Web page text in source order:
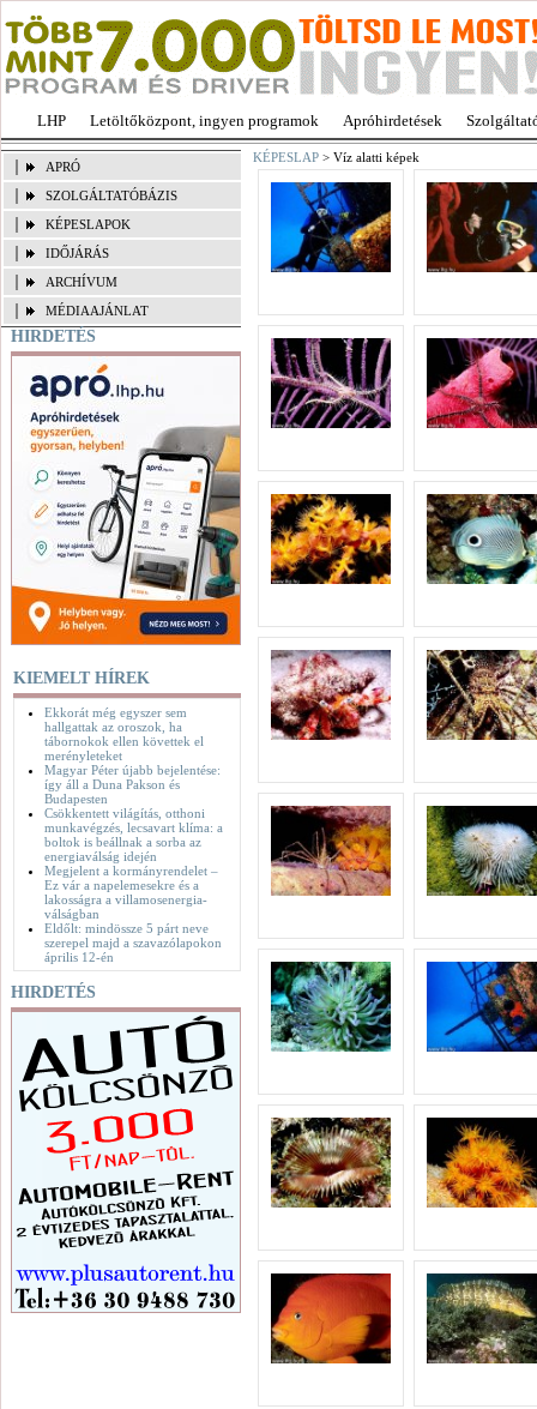
LHP Letöltőközpont, ingyen programok Apróhirdetések
APRÓ
SZOLGÁLTATÓBÁZIS
KÉPESLAPOK
IDŐJÁRÁS
ARCHÍVUM
MÉDIAAJÁNLAT
HIRDETÉS
KIEMELT HÍREK
Ekkorát még egyszer sem
hallgattak az oroszok, ha
tábornokok ellen követtek el
merényleteket
Magyar Péter újabb bejelentése:
így áll a Duna Pakson és
Budapesten
Csökkentett világítás, otthoni
munkavégzés, lecsavart klíma: a
boltok is beállnak a sorba az
energiaválság idején
Megjelent a kormányrendelet –
Ez vár a napelemesekre és a
lakosságra a villamosenergia-
válságban
Eldőlt: mindössze 5 párt neve
szerepel majd a szavazólapokon
április 12-én
HIRDETÉS
KÉPESLAP > Víz alatti képek